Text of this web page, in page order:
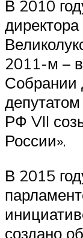
В 2010
2011-м –
Собрании
РФ VII
России».
В 2015
создано